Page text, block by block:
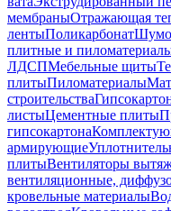
мембраныОтражающая
лентыПоликарбонат
плитные и
ЛДСПМебельные щиты
плитыПиломатериалы
строительства
листыЦементные плиты
гипсокартона
армирующие
плитыВентиляторы
вентиляционные,
кровельные материалы